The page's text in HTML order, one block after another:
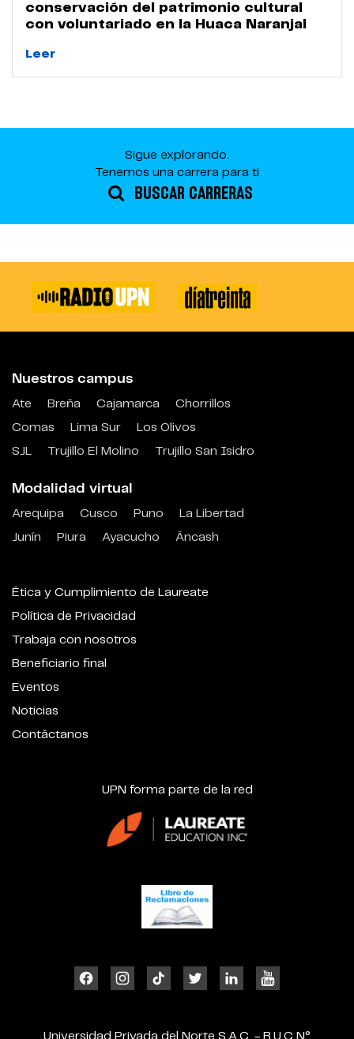
conservación del patrimonio cultural
con voluntariado en la Huaca Naranjal
Leer
Sigue explorando.
Tenemos una carrera para ti
BUSCAR CARRERAS
Nuestros campus
Ate Breña Cajamarca
Chorrillos
Comas
Lima Sur
Los Olivos
SJL
Trujillo El Molino Trujillo San Isidro
Modalidad virtual
Arequipa Cusco Puno
La Libertad
Junín
Piura Ayacucho Áncash
Ética y Cumplimiento de Laureate
Política de Privacidad
Trabaja con nosotros
Beneficiario final
Eventos
Noticias
Contáctanos
UPN forma parte de la red
Universidad Privada del Norte S.A.C. - R.U.C N°